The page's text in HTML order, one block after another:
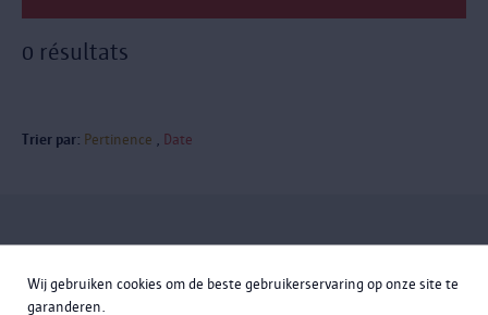
Wij gebruiken cookies om de beste gebruikerservaring op onze site te
garanderen.
0 résultats
Trier par: Pertinence Date